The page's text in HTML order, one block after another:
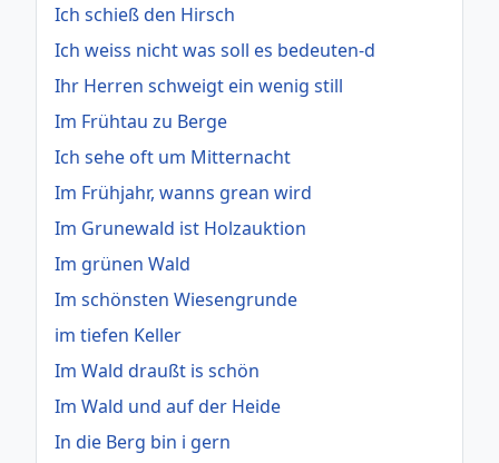
Ich schieß den Hirsch
Ich weiss nicht was soll es bedeuten-d
Ihr Herren schweigt ein wenig still
Im Frühtau zu Berge
Ich sehe oft um Mitternacht
Im Frühjahr, wanns grean wird
Im Grunewald ist Holzauktion
Im grünen Wald
Im schönsten Wiesengrunde
im tiefen Keller
Im Wald draußt is schön
Im Wald und auf der Heide
In die Berg bin i gern